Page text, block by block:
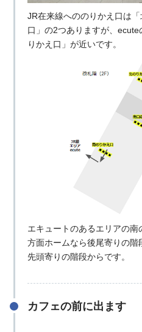
JR在来線へののりかえ口は
口」の2つありますが、
りかえ口」が近いです。
エキュートのあるエリアの
方面ホームなら後尾寄りの階
先頭寄りの階段からです。
カフェの前に出ます